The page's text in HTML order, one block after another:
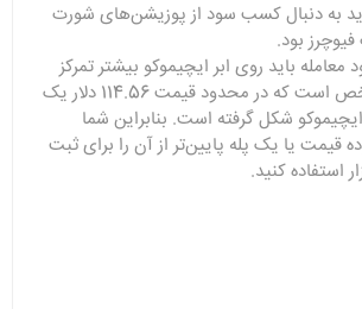
به دنبال کسب سود از پوزیشن‌های شورت
معامله باید روی ابر ایچیموکو بیشتر تمرکز
کنیم. در تصویر مشخص است که در محدود قیمت 114.56 دلار یک
شکل گرفته است. بنابراین شما
قیمت یا یک پله پایین‌تر از آن را برای ثبت
استفاده کنید.